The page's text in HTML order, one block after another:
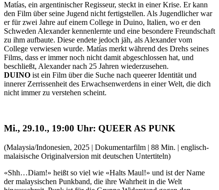
Matías, ein argentinischer Regisseur, steckt in einer Krise. Er kann
den Film über seine Jugend nicht fertigstellen. Als Jugendlicher war
er für zwei Jahre auf einem College in Duino, Italien, wo er den
Schweden Alexander kennenlernte und eine besondere Freundschaft
zu ihm aufbaute. Diese endete jedoch jäh, als Alexander vom
College verwiesen wurde. Matías merkt während des Drehs seines
Films, dass er immer noch nicht damit abgeschlossen hat, und
beschließt, Alexander nach 25 Jahren wiederzusehen.
DUINO ist ein Film über die Suche nach queerer Identität und
innerer Zerrissenheit des Erwachsenwerdens in einer Welt, die dich
nicht immer zu verstehen scheint.
Mi., 29.10., 19:00 Uhr: QUEER AS PUNK
(Malaysia/Indonesien, 2025 | Dokumentarfilm | 88 Min. | englisch-
malaisische Originalversion mit deutschen Untertiteln)
«Shh…Diam!» heißt so viel wie «Halts Maul!» und ist der Name
der malaysischen Punkband, die ihre Wahrheit in die Welt